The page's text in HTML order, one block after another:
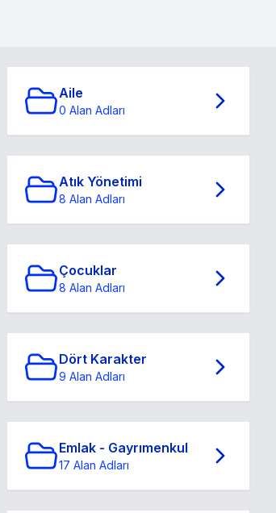
Aile
0 Alan Adları
Atık Yönetimi
8 Alan Adları
Çocuklar
8 Alan Adları
Dört Karakter
9 Alan Adları
Emlak - Gayrımenkul
17 Alan Adları